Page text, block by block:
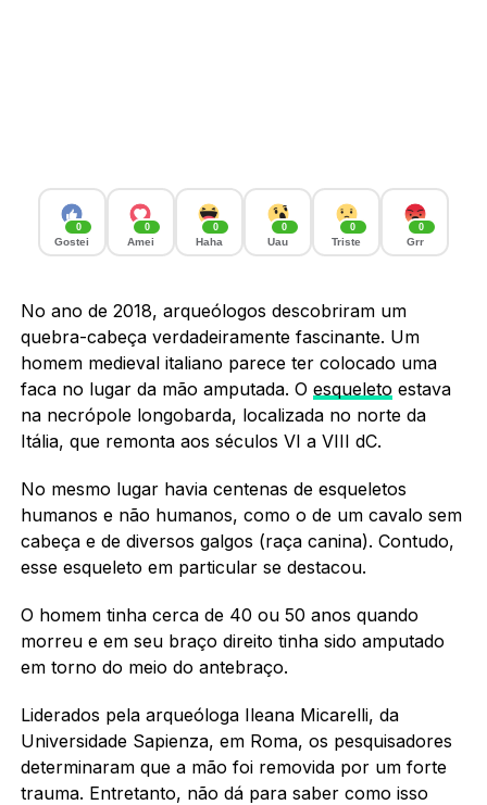
0
Gostei
0
Amei
0
Haha
0
Uau
0
Triste
0
Grr
No ano de 2018, arqueólogos descobriram um
quebra-cabeça verdadeiramente fascinante. Um
homem medieval italiano parece ter colocado uma
faca no lugar da mão amputada. O esqueleto estava
na necrópole longobarda, localizada no norte da
Itália, que remonta aos séculos VI a VIII dC.
No mesmo lugar havia centenas de esqueletos
humanos e não humanos, como o de um cavalo sem
cabeça e de diversos galgos (raça canina). Contudo,
esse esqueleto em particular se destacou.
O homem tinha cerca de 40 ou 50 anos quando
morreu e em seu braço direito tinha sido amputado
em torno do meio do antebraço.
Liderados pela arqueóloga Ileana Micarelli, da
Universidade Sapienza, em Roma, os pesquisadores
determinaram que a mão foi removida por um forte
trauma. Entretanto, não dá para saber como isso